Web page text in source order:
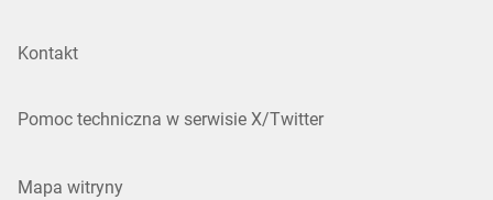
Kontakt
Pomoc techniczna w serwisie X/Twitter
Mapa witryny